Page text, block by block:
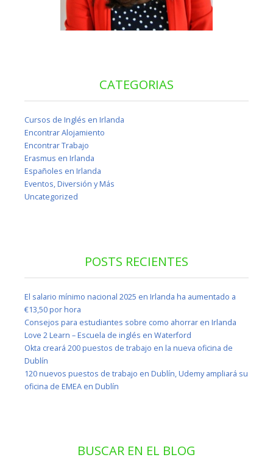
CATEGORIAS
Cursos de Inglés en Irlanda
Encontrar Alojamiento
Encontrar Trabajo
Erasmus en Irlanda
Españoles en Irlanda
Eventos, Diversión y Más
Uncategorized
POSTS RECIENTES
El salario mínimo nacional 2025 en Irlanda ha aumentado a
€13,50 por hora
Consejos para estudiantes sobre como ahorrar en Irlanda
Love 2 Learn – Escuela de inglés en Waterford
Okta creará 200 puestos de trabajo en la nueva oficina de
Dublín
120 nuevos puestos de trabajo en Dublín, Udemy ampliará su
oficina de EMEA en Dublín
BUSCAR EN EL BLOG